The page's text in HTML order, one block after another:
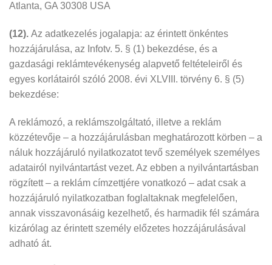
Atlanta, GA 30308 USA
(12). Az adatkezelés jogalapja: az érintett önkéntes
hozzájárulása, az Infotv. 5. § (1) bekezdése, és a
gazdasági reklámtevékenység alapvető feltételeiről és
egyes korlátairól szóló 2008. évi XLVIII. törvény 6. § (5)
bekezdése:
A reklámozó, a reklámszolgáltató, illetve a reklám
közzétevője – a hozzájárulásban meghatározott körben – a
náluk hozzájáruló nyilatkozatot tevő személyek személyes
adatairól nyilvántartást vezet. Az ebben a nyilvántartásban
rögzített – a reklám címzettjére vonatkozó – adat csak a
hozzájáruló nyilatkozatban foglaltaknak megfelelően,
annak visszavonásáig kezelhető, és harmadik fél számára
kizárólag az érintett személy előzetes hozzájárulásával
adható át.